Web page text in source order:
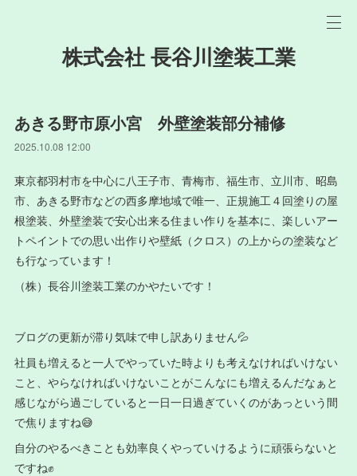
株式会社 長谷川塗装工業
あきる野市原小宮 外壁塗装部分補修
2025.10.08 12:00
東京都羽村市を中心に八王子市、青梅市、福生市、立川市、昭島
市、あきる野市などの西多摩地域で唯一、正規施工４回塗りの屋
根塗装、外壁塗装で安心出来る住まい作りを基本に、楽しいアー
トペイントでの思い出作りや壁紙（クロス）の上からの塗装など
も行なっています！
（株）長谷川塗装工業のかやたいです！
ブログの更新が滞り気味で申し訳ありません💦
社員も増えると一人でやっていた時よりも考えなければいけない
こと、やらなければいけないことがこんなにも増えるんだなぁと
感じながら過ごしていると一日一日過ぎていくのがあっという間
で焦りますね😅
自分のやるべきことも効率良くやっていけるように頑張らないと
ですね✊